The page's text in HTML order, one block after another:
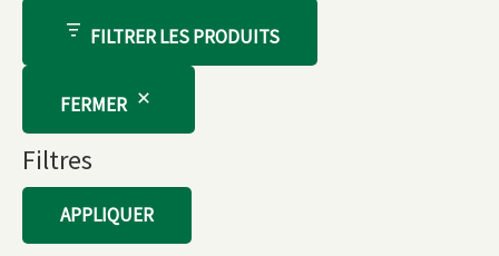
FILTRER LES PRODUITS
FERMER
Filtres
APPLIQUER